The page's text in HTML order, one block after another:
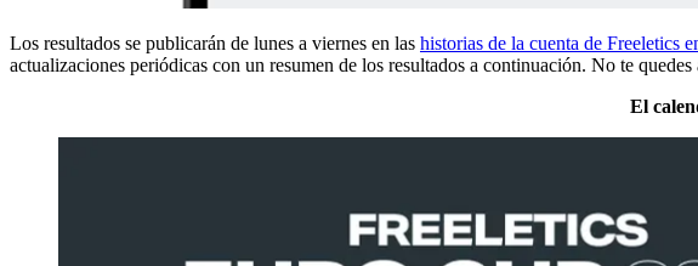
Los resultados se publicarán de lunes a viernes en las historias de la cuenta de Freeletics
actualizaciones periódicas con un resumen de los resultados a continuación. No te
El